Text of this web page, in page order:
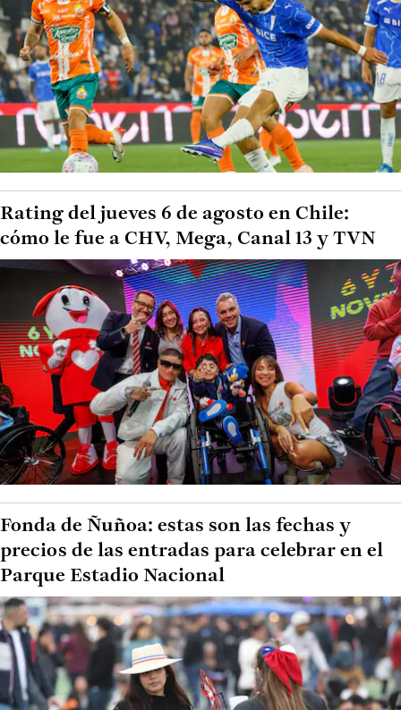
Rating del jueves 6 de agosto en Chile:
cómo le fue a CHV, Mega, Canal 13 y TVN
Fonda de Ñuñoa: estas son las fechas y
precios de las entradas para celebrar en el
Parque Estadio Nacional